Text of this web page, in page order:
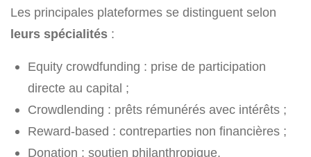
Les principales plateformes se distinguent selon
leurs spécialités :
Equity crowdfunding : prise de participation
directe au capital ;
Crowdlending : prêts rémunérés avec intérêts ;
Reward-based : contreparties non financières ;
Donation : soutien philanthropique.